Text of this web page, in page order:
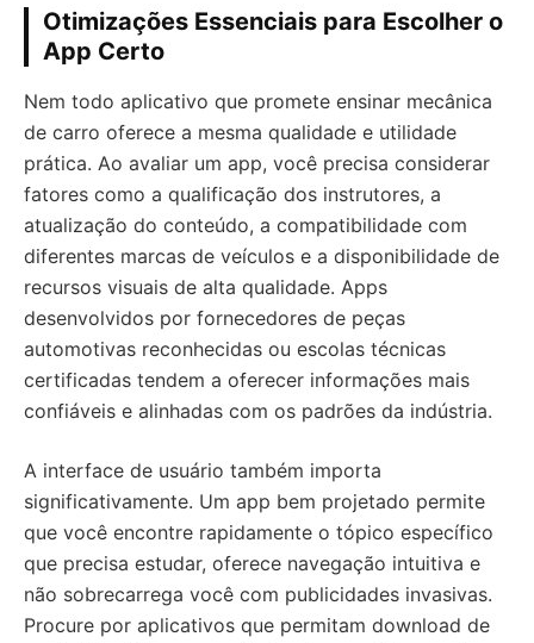
Otimizações Essenciais para Escolher o
App Certo
Nem todo aplicativo que promete ensinar mecânica
de carro oferece a mesma qualidade e utilidade
prática. Ao avaliar um app, você precisa considerar
fatores como a qualificação dos instrutores, a
atualização do conteúdo, a compatibilidade com
diferentes marcas de veículos e a disponibilidade de
recursos visuais de alta qualidade. Apps
desenvolvidos por fornecedores de peças
automotivas reconhecidas ou escolas técnicas
certificadas tendem a oferecer informações mais
confiáveis e alinhadas com os padrões da indústria.
A interface de usuário também importa
significativamente. Um app bem projetado permite
que você encontre rapidamente o tópico específico
que precisa estudar, oferece navegação intuitiva e
não sobrecarrega você com publicidades invasivas.
Procure por aplicativos que permitam download de